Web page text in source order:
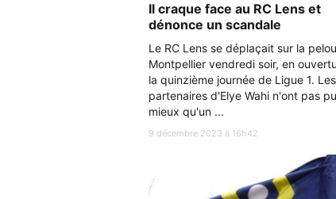
Il craque face au RC Lens et
dénonce un scandale
Le RC Lens se déplaçait sur la
Montpellier vendredi soir, en
la quinzième journée de Ligue 1. Les
partenaires d'Elye Wahi n'ont pas
mieux qu'un ...
9 décembre 2023 à 16h42